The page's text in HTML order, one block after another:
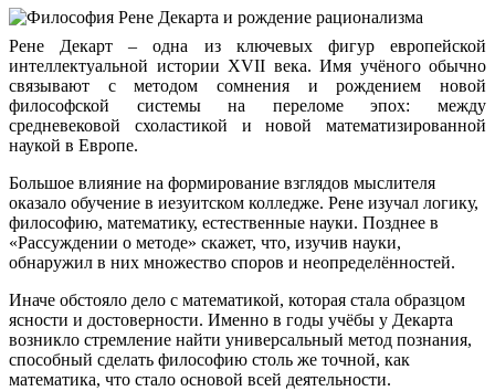
Рене Декарт – одна из ключевых фигур европейской
интеллектуальной истории XVII века. Имя учёного обычно
связывают с методом сомнения и рождением новой
философской системы на переломе эпох: между
средневековой схоластикой и новой математизированной
наукой в Европе.
Большое влияние на формирование взглядов мыслителя
оказало обучение в иезуитском колледже. Рене изучал логику,
философию, математику, естественные науки. Позднее в
«Рассуждении о методе» скажет, что, изучив науки,
обнаружил в них множество споров и неопределённостей.
Иначе обстояло дело с математикой, которая стала образцом
ясности и достоверности. Именно в годы учёбы у Декарта
возникло стремление найти универсальный метод познания,
способный сделать философию столь же точной, как
математика, что стало основой всей деятельности.